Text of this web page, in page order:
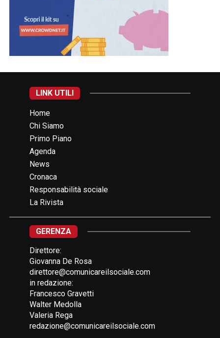
LINK UTILI
Home
Chi Siamo
Primo Piano
Agenda
News
Cronaca
Responsabilità sociale
La Rivista
GERENZA
Direttore:
Giovanna De Rosa
direttore@comunicareilsociale.com
in redazione:
Francesco Gravetti
Walter Medolla
Valeria Rega
redazione@comunicareilsociale.com